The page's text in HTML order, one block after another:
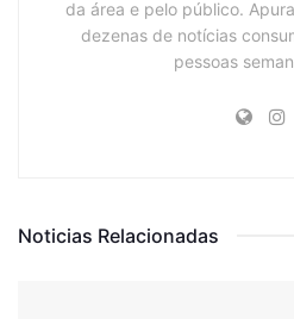
da área e pelo público.
dezenas de notícias
pessoas
Noticias Relacionadas